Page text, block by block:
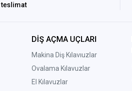
teslimat
DİŞ AÇMA UÇLARI
Makina Diş Kılavıuzlar
Ovalama Kılavuzlar
El Kılavuzlar